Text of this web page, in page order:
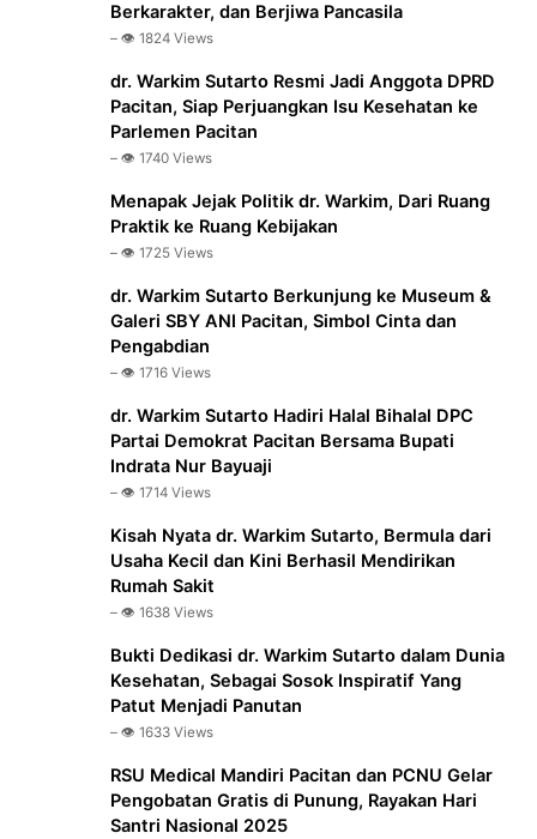
Berkarakter, dan Berjiwa Pancasila
– 👁️ 1824 Views
dr. Warkim Sutarto Resmi Jadi Anggota DPRD
Pacitan, Siap Perjuangkan Isu Kesehatan ke
Parlemen Pacitan
– 👁️ 1740 Views
Menapak Jejak Politik dr. Warkim, Dari Ruang
Praktik ke Ruang Kebijakan
– 👁️ 1725 Views
dr. Warkim Sutarto Berkunjung ke Museum &
Galeri SBY ANI Pacitan, Simbol Cinta dan
Pengabdian
– 👁️ 1716 Views
dr. Warkim Sutarto Hadiri Halal Bihalal DPC
Partai Demokrat Pacitan Bersama Bupati
Indrata Nur Bayuaji
– 👁️ 1714 Views
Kisah Nyata dr. Warkim Sutarto, Bermula dari
Usaha Kecil dan Kini Berhasil Mendirikan
Rumah Sakit
– 👁️ 1638 Views
Bukti Dedikasi dr. Warkim Sutarto dalam Dunia
Kesehatan, Sebagai Sosok Inspiratif Yang
Patut Menjadi Panutan
– 👁️ 1633 Views
RSU Medical Mandiri Pacitan dan PCNU Gelar
Pengobatan Gratis di Punung, Rayakan Hari
Santri Nasional 2025